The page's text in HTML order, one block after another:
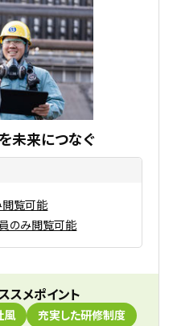
未来につなぐ
覧可能
のみ閲覧可能
スメポイント
風
充実した研修制度